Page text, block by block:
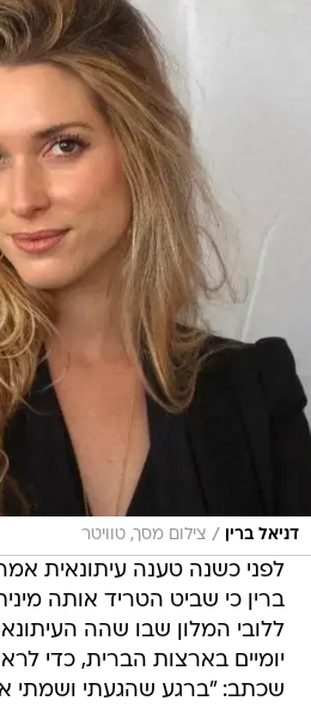
דניאל ברין / צילום מסך, טוויטר
לפני כשנה טענה עיתונאית
ברין כי שביט הטריד אותה
ללובי המלון שבו שהה
יומיים בארצות הברית, כדי
שכתב: "ברגע שהגעתי ושמתי